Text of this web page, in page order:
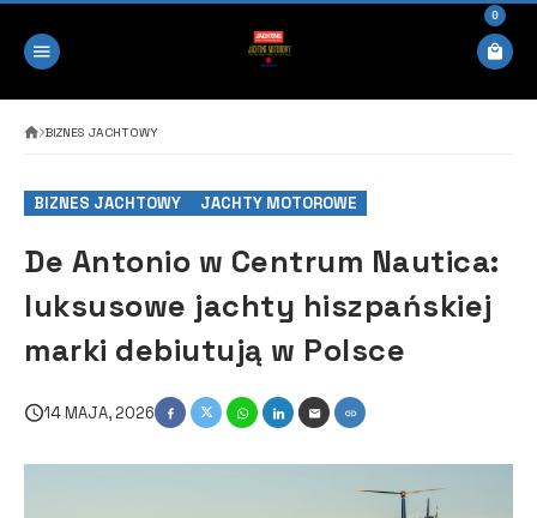
0
BIZNES JACHTOWY
BIZNES JACHTOWY JACHTY MOTOROWE
De Antonio w Centrum Nautica:
luksusowe jachty hiszpańskiej
marki debiutują w Polsce
14 MAJA, 2026